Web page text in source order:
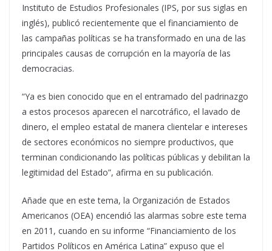
Instituto de Estudios Profesionales (IPS, por sus siglas en
inglés), publicó recientemente que el financiamiento de
las campañas políticas se ha transformado en una de las
principales causas de corrupción en la mayoría de las
democracias.
“Ya es bien conocido que en el entramado del padrinazgo
a estos procesos aparecen el narcotráfico, el lavado de
dinero, el empleo estatal de manera clientelar e intereses
de sectores económicos no siempre productivos, que
terminan condicionando las políticas públicas y debilitan la
legitimidad del Estado”, afirma en su publicación.
Añade que en este tema, la Organización de Estados
Americanos (OEA) encendió las alarmas sobre este tema
en 2011, cuando en su informe “Financiamiento de los
Partidos Políticos en América Latina” expuso que el